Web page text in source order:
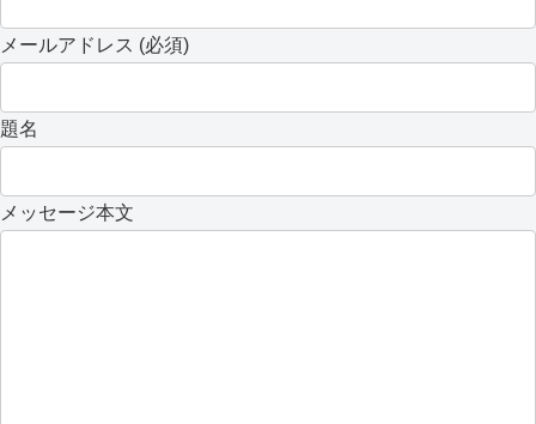
メールアドレス (必須)
題名
メッセージ本文